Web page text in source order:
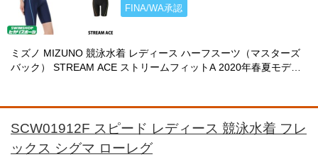
FINA/WA承認
ミズノ MIZUNO 競泳水着 レディース ハーフスーツ（マスターズ
バック） STREAM ACE ストリームフィットA 2020年春夏モデル
SCW01912F スピード レディース 競泳水着 フレ
ックス シグマ ローレグ